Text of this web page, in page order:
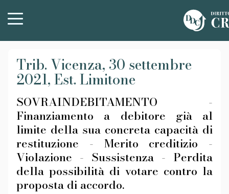
Trib. Vicenza, 30 settembre
2021, Est. Limitone
SOVRAINDEBITAMENTO -
Finanziamento a debitore già al
limite della sua concreta capacità di
restituzione - Merito creditizio -
Violazione - Sussistenza - Perdita
della possibilità di votare contro la
proposta di accordo.